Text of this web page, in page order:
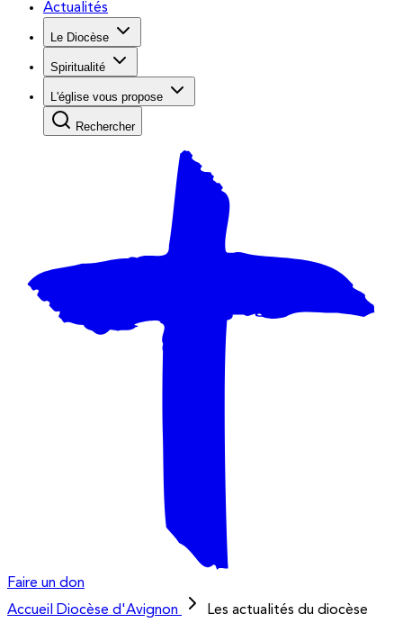
Actualités
Le Diocèse
Spiritualité
L'église vous propose
Rechercher
Faire un don
Accueil
Diocèse d'Avignon Les actualités du diocèse